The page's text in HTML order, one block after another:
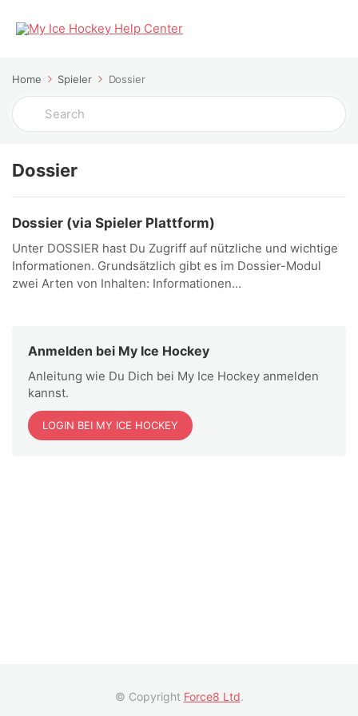
Home Spieler Dossier
Search
For
Dossier
Dossier (via Spieler Plattform)
Unter DOSSIER hast Du Zugriff auf nützliche und wichtige
Informationen. Grundsätzlich gibt es im Dossier-Modul
zwei Arten von Inhalten: Informationen...
Anmelden bei My Ice Hockey
Anleitung wie Du Dich bei My Ice Hockey anmelden
kannst.
LOGIN BEI MY ICE HOCKEY
© Copyright Force8 Ltd.